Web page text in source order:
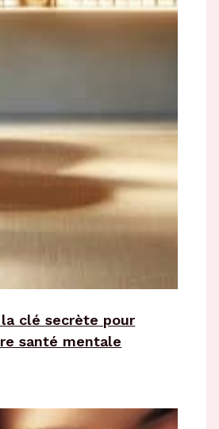
clé secrète pour
santé mentale